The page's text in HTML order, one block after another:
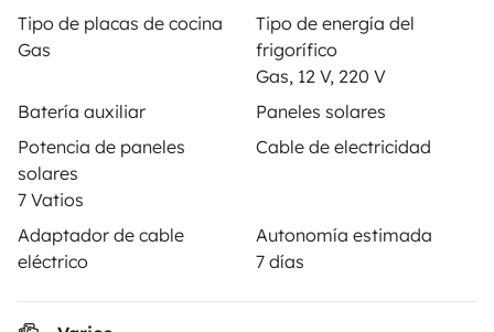
Tipo de placas de cocina
Gas
Tipo de energía del
frigorífico
Gas, 12 V, 220 V
Batería auxiliar
Paneles solares
Potencia de paneles
solares
7 Vatios
Cable de electricidad
Adaptador de cable
eléctrico
Autonomía estimada
7 días
Ayuda propietario
Medios de pago seguros
Descargar en
Disponible en